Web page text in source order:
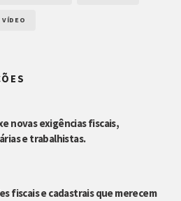
VÍDEO
novas exigências fiscais,
e trabalhistas.
fiscais e cadastrais que merecem